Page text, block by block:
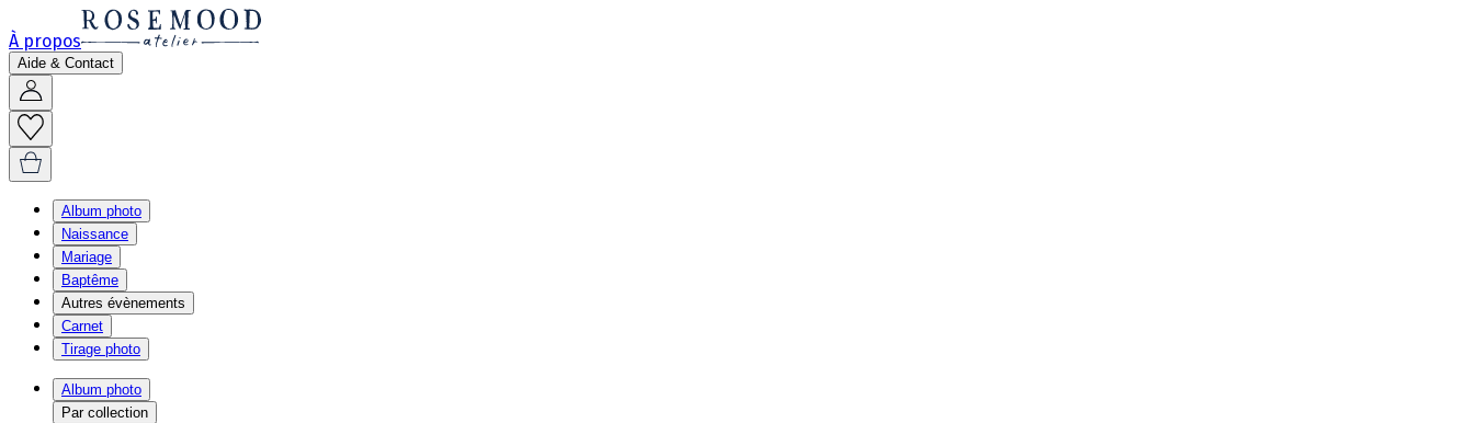
À propos
Aide & Contact
Album photo
Naissance
Mariage
Baptême
Autres évènements
Carnet
Tirage photo
Album photo
Par collection